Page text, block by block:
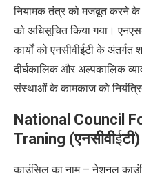
नियामक तंत्र को मजबूत करने के
को अधिसूचित किया गया।
कार्यों को एनसीवीईटी के अंतर्गत
दीर्घकालिक और अल्पकालिक
संस्थाओं के कामकाज को
National Council
Traning (एनसीवीईटी
काउंसिल का नाम – नेशनल